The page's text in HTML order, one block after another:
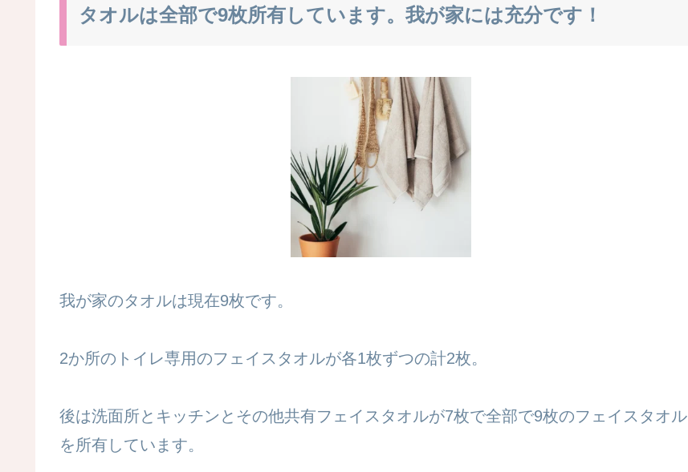
タオルは全部で9枚所有しています。我が家には充分です！
我が家のタオルは現在9枚です。
2か所のトイレ専用のフェイスタオルが各1枚ずつの計2枚。
後は洗面所とキッチンとその他共有フェイスタオルが7枚で全部で9枚のフェイスタオル
を所有しています。